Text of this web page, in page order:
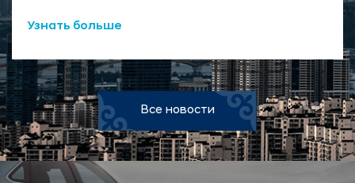
Узнать больше
Все новости